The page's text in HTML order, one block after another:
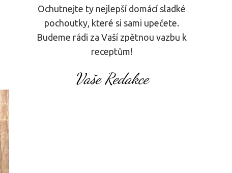
Ochutnejte ty nejlepší domácí sladké
pochoutky, které si sami upečete.
Budeme rádi za Vaší zpětnou vazbu k
receptům!
Vaše Redakce